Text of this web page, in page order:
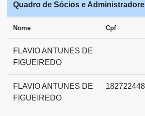
Quadro de Sócios e
Nome Cpf
FLAVIO ANTUNES DE
FIGUEIREDO
FLAVIO ANTUNES DE
FIGUEIREDO